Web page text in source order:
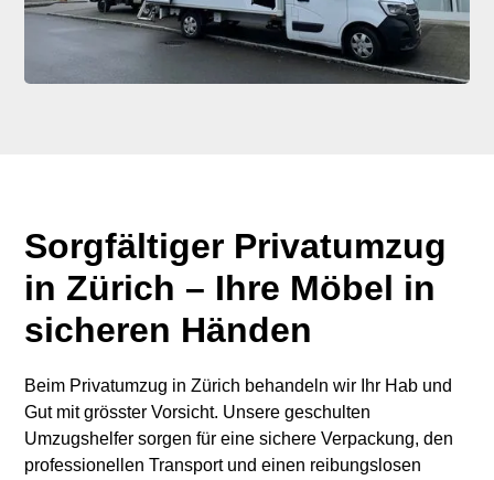
Sorgfältiger Privatumzug
in Zürich – Ihre Möbel in
sicheren Händen
Beim Privatumzug in Zürich behandeln wir Ihr Hab und
Gut mit grösster Vorsicht. Unsere geschulten
Umzugshelfer sorgen für eine sichere Verpackung, den
professionellen Transport und einen reibungslosen